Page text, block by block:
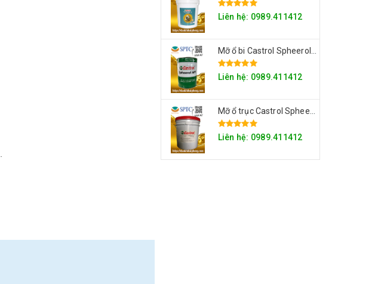
Liên hệ: 0989.411412
Liên hệ: 0989.411412
Liên hệ: 0989.411412